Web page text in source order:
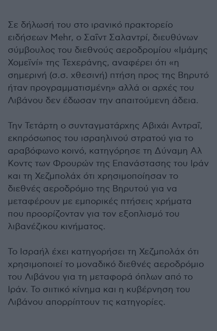
Σε δήλωσή του στο ιρανικό πρακτορείο
ειδήσεων Mehr, ο Σαΐντ Σαλαντρί, διευθύνων
σύμβουλος του διεθνούς αεροδρομίου «Ιμάμης
Χομεϊνί» της Τεχεράνης, αναφέρει ότι «η
σημερινή (σ.σ. χθεσινή) πτήση προς της Βηρυτό
ήταν προγραμματισμένη» αλλά οι αρχές του
Λιβάνου δεν έδωσαν την απαιτούμενη άδεια.
Την Τετάρτη ο συνταγματάρχης Αβιχάι Αντραΐ,
εκπρόσωπος του ισραηλινού στρατού για το
αραβόφωνο κοινό, κατηγόρησε τη Δύναμη Αλ
Κοντς των Φρουρών της Επανάστασης του Ιράν
και τη Χεζμπολάχ ότι χρησιμοποίησαν το
διεθνές αεροδρόμιο της Βηρυτού για να
μεταφέρουν με εμπορικές πτήσεις χρήματα
που προορίζονταν για τον εξοπλισμό του
λιβανέζικου κινήματος.
Το Ισραήλ έχει κατηγορήσει τη Χεζμπολάχ ότι
χρησιμοποιεί το μοναδικό διεθνές αεροδρόμιο
του Λιβάνου για τη μεταφορά όπλων από το
Ιράν. Το σιιτικό κίνημα και η κυβέρνηση του
Λιβάνου απορρίπτουν τις κατηγορίες.